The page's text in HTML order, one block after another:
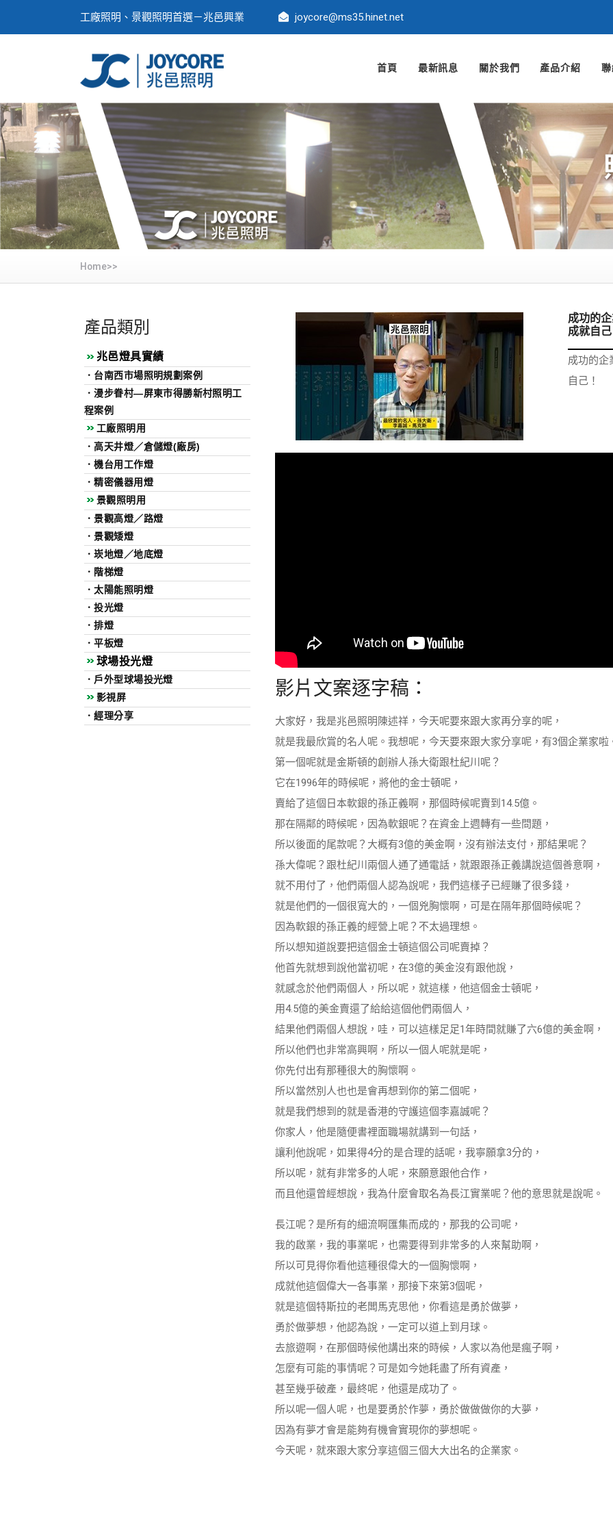
工廠照明、景觀照明首選－兆邑興業 joycore@ms35.hinet.net
首頁 最新訊息 關於我們 產品介紹
Home>>
產品類別
兆邑燈具實績
． 台南西市場照明規劃案例
．漫步眷村—屏東市得勝新村照明工
程案例
工廠照明用
．高天井燈／倉儲燈(廠房)
．機台用工作燈
．精密儀器用燈
景觀照明用
．景觀高燈／路燈
．景觀矮燈
．崁地燈／地底燈
． 階梯燈
．太陽能照明燈
．投光燈
．排燈
．平板燈
球場投光燈
． 戶外型球場投光燈
影視屏
．經理分享
成功的
成就自
成功的企
自己！
影片文案逐字稿：
大家好，我是兆邑照明陳述祥，今天呢要來跟大家再分享的呢，
就是我最欣賞的名人呢。我想呢，今天要來跟大家分享呢，有3個企業家啦
第一個呢就是金斯頓的創辦人孫大衛跟杜紀川呢？
它在1996年的時候呢，將他的金士頓呢，
賣給了這個日本軟銀的孫正義啊，那個時候呢賣到14.5億。
那在隔鄰的時候呢，因為軟銀呢？在資金上週轉有一些問題，
所以後面的尾款呢？大概有3億的美金啊，沒有辦法支付，那結果呢？
孫大偉呢？跟杜紀川兩個人通了通電話，就跟跟孫正義講說這個善意啊，
就不用付了，他們兩個人認為說呢，我們這樣子已經賺了很多錢，
就是他們的一個很寬大的，一個兇胸懷啊，可是在隔年那個時候呢？
因為軟銀的孫正義的經營上呢？不太過理想。
所以想知道說要把這個金士頓這個公司呢賣掉？
他首先就想到說他當初呢，在3億的美金沒有跟他說，
就感念於他們兩個人，所以呢，就這樣，他這個金士頓呢，
用4.5億的美金賣還了給給這個他們兩個人，
結果他們兩個人想說，哇，可以這樣足足1年時間就賺了六6億的美金啊，
所以他們也非常高興啊，所以一個人呢就是呢，
你先付出有那種很大的胸懷啊。
所以當然別人也也是會再想到你的第二個呢，
就是我們想到的就是香港的守護這個李嘉誠呢？
你家人，他是隨便書裡面職場就講到一句話，
讓利他說呢，如果得4分的是合理的話呢，我寧願拿3分的，
所以呢，就有非常多的人呢，來願意跟他合作，
而且他還曾經想說，我為什麼會取名為長江實業呢？他的意思就是說呢。
長江呢？是所有的細流啊匯集而成的，那我的公司呢，
我的啟業，我的事業呢，也需要得到非常多的人來幫助啊，
所以可見得你看他這種很偉大的一個胸懷啊，
成就他這個偉大一各事業，那接下來第3個呢，
就是這個特斯拉的老闆馬克思他，你看這是勇於做夢，
勇於做夢想，他認為說，一定可以道上到月球。
去旅遊啊，在那個時候他講出來的時候，人家以為他是瘋子啊，
怎麼有可能的事情呢？可是如今她耗盡了所有資產，
甚至幾乎破產，最終呢，他還是成功了。
所以呢一個人呢，也是要勇於作夢，勇於做做做你的大夢，
因為有夢才會是能夠有機會實現你的夢想呢。
今天呢，就來跟大家分享這個三個大大出名的企業家。